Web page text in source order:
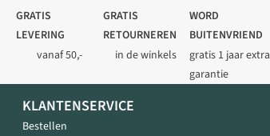
GRATIS
LEVERING
vanaf 50,-
GRATIS
RETOURNEREN
in de winkels
WORD
BUITENVRIEND
gratis 1 jaar extra
garantie
KLANTENSERVICE
Bestellen